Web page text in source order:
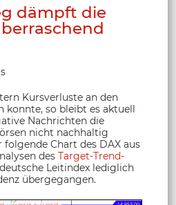
dämpft die
Kursverluste an den
konnte, so bleibt es aktuell
Nachrichten die
nicht nachhaltig
Chart des DAX aus
des Target-Trend-
Leitindex lediglich
übergegangen.